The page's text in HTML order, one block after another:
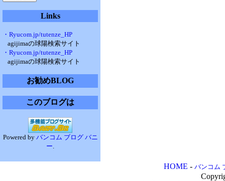
Links
・Ryucom.jp/tutenze_HP
agijimaの球陽検索サイト
・Ryucom.jp/tutenze_HP
agijimaの球陽検索サイト
お勧めBLOG
このブログは
Powered by バンコム ブログ バニ
ー.
HOME - バンコム